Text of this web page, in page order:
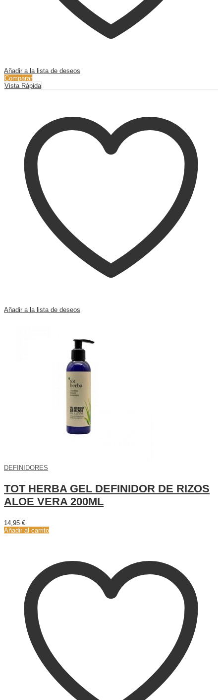
Añadir a la lista de deseos
Comparar
Vista Rápida
Añadir a la lista de deseos
DEFINIDORES
TOT HERBA GEL DEFINIDOR DE RIZOS
ALOE VERA 200ML
14,95 €
Añadir al carrito